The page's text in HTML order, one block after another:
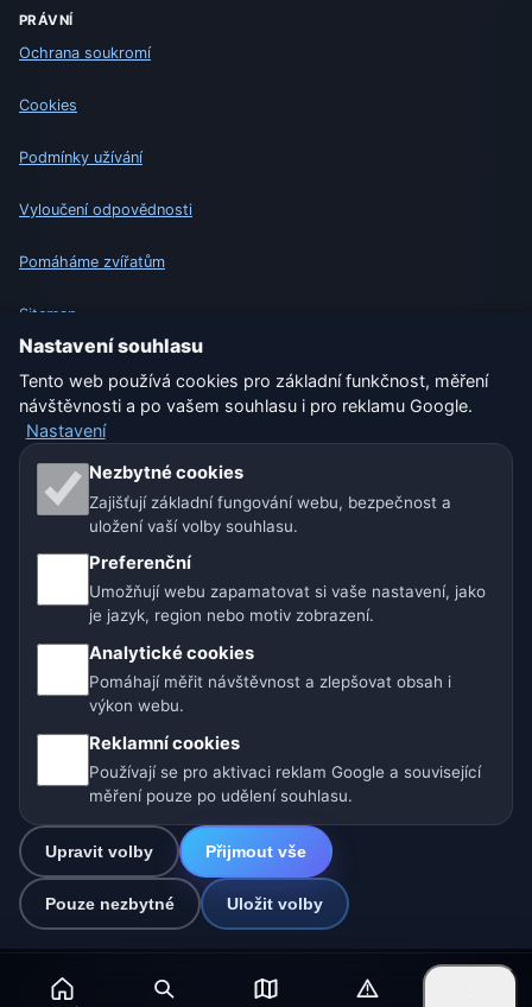
PRÁVNÍ
Ochrana soukromí
Cookies
Podmínky užívání
Vyloučení odpovědnosti
Pomáháme zvířatům
Sitemap
Nastavení
Naše weby o počasí:
🇨🇿 Česko 🇭🇷 Chorvatsko 🇧🇬 Bulharsko
🇩🇪🇦🇹🇨🇭 Německo / Rakousko / Švýcarsko
🌎 Latinská Amerika a Španělsko
🇮🇳 Jižní a jihovýchodní Asie
Provozovatel: Spolek Minizoo.cz z.s. | IČO: 21135550 |
info@pocasi.online
© 2026 Počasí Online · Meteorologická data: MET Norway · Open-
Meteo. Výstrahy počasí: ČHMÚ.
Nastavení souhlasu
Tento web používá cookies pro základní funkčnost, měření
návštěvnosti a po vašem souhlasu i pro reklamu Google.
Nastavení
Nezbytné cookies
Zajišťují základní fungování webu, bezpečnost a
uložení vaší volby souhlasu.
Preferenční
Umožňují webu zapamatovat si vaše nastavení, jako
je jazyk, region nebo motiv zobrazení.
Analytické cookies
Pomáhají měřit návštěvnost a zlepšovat obsah i
výkon webu.
Reklamní cookies
Používají se pro aktivaci reklam Google a související
měření pouze po udělení souhlasu.
Upravit volby Přijmout vše
Pouze nezbytné Uložit volby